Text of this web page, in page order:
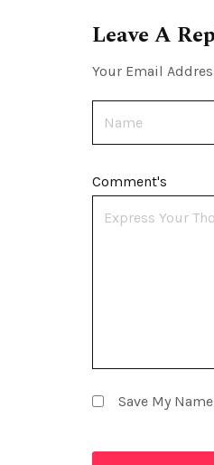
Leave A
Your Email
Comment's
Save My